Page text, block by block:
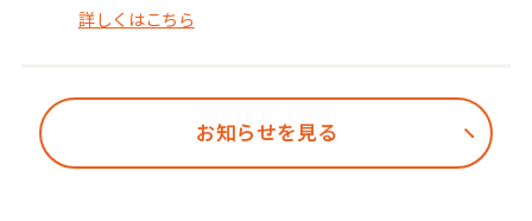
詳しくはこちら
お知らせを見る